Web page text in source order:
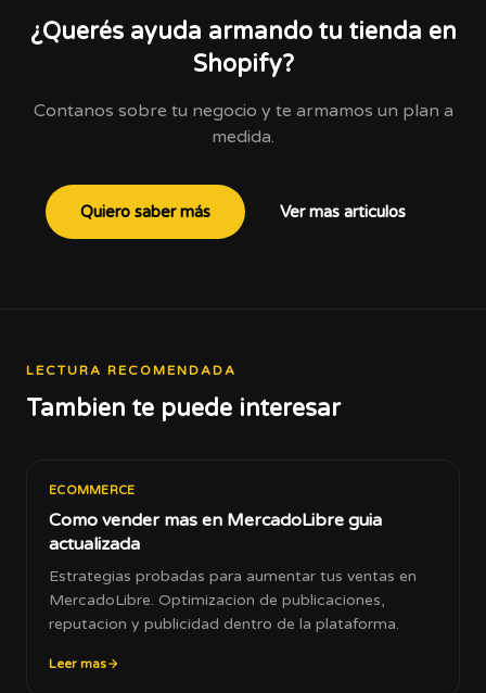
¿Querés ayuda armando tu tienda en
Shopify?
Contanos sobre tu negocio y te armamos un plan a
medida.
Quiero saber más Ver mas articulos
LECTURA RECOMENDADA
Tambien te puede interesar
ECOMMERCE
Como vender mas en MercadoLibre guia
actualizada
Estrategias probadas para aumentar tus ventas en
MercadoLibre. Optimizacion de publicaciones,
reputacion y publicidad dentro de la plataforma.
Leer mas